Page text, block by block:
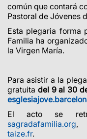
común que contará
Pastoral de Jóvenes
Esta plegaria forma
Familia ha
la Virgen María.
Para asistir a la
gratuita del 9 al 30
El acto se
sagradafamilia.org,
taize.fr.